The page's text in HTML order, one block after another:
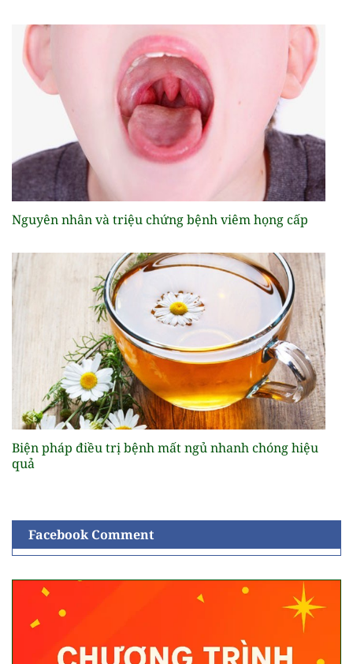
Nguyên nhân và triệu chứng bệnh viêm họng cấp
Biện pháp điều trị bệnh mất ngủ nhanh chóng hiệu
quả
Facebook Comment